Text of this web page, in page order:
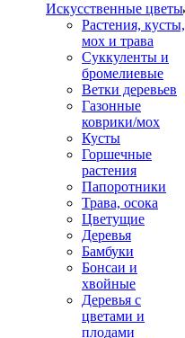
Искусственные цветы
Растения, кусты,
мох и трава
Суккуленты и
бромелиевые
Ветки деревьев
Газонные
коврики/мох
Кусты
Горшечные
растения
Папоротники
Трава, осока
Цветущие
Деревья
Бамбуки
Бонсаи и
хвойные
Деревья с
цветами и
плодами